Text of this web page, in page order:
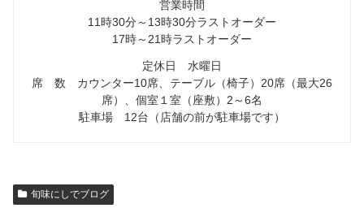
営業時間
11時30分～13時30分ラストオーダー
17時～21時ラストオーダー
定休日 水曜日
席 数 カウンター10席、テーブル（椅子）20席（最大26
席）、個室１室（座敷）2～6名
駐車場 12台（店舗の前が駐車場です）
旬味にしでブログ